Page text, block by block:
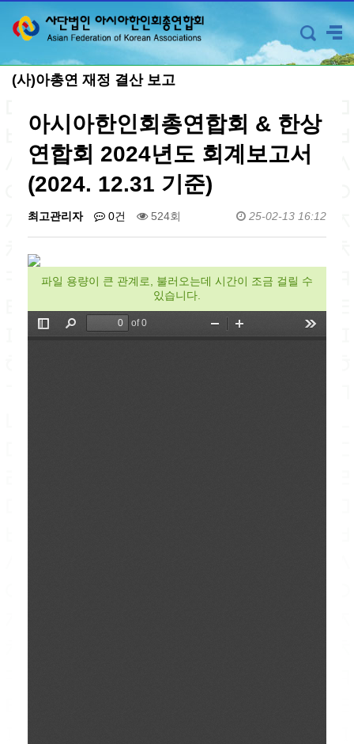
(사)아총연 재정 결산 보고
아시아한인회총연합회 & 한상
연합회 2024년도 회계보고서
(2024. 12.31 기준)
최고관리자 0건 524회 25-02-13 16:12
파일 용량이 큰 관계로, 불러오는데 시간이 조금 걸릴 수
있습니다.